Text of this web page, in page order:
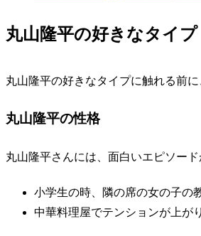
丸山隆平の好きなタイプ
丸山隆平の好きなタイプに触れる前
丸山隆平の性格
丸山隆平さんには、面白いエピソード
小学生の時、隣の席の女の子の
中華料理屋でテンションが上が